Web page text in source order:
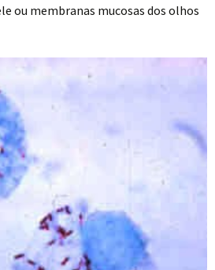
ou membranas mucosas dos olhos